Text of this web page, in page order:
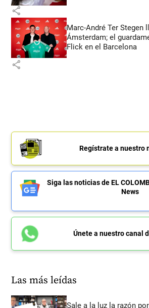
share
Marc-André Ter Stegen
Ámsterdam; el
Flick en el Barcelona
share
Regístrate a nuestro
Siga las noticias de EL
News
Únete a nuestro canal
Las más leídas
Sale a la luz la razón